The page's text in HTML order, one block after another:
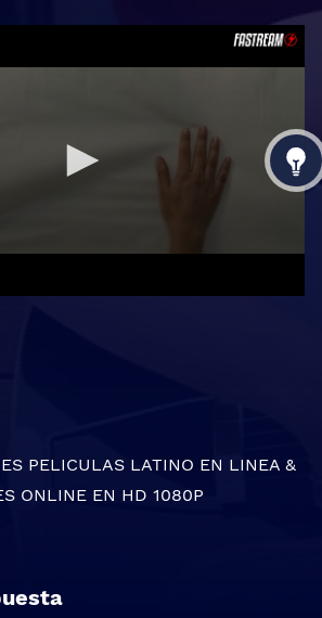
PELICULAS LATINO EN LINEA &
ONLINE EN HD 1080P